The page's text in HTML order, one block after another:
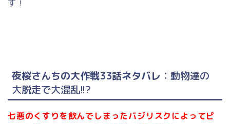
す！
夜桜さんちの大作戦33話ネタバレ ：動物達の
大脱走で大混乱!!?
七悪のくすりを飲んでしまったバジリスクによってピ